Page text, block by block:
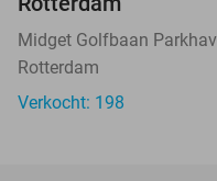
Midget Golfbaan
Rotterdam
Verkocht: 198